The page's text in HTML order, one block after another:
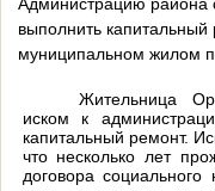
выполнить капитальный
муниципальном жилом
Жительница
иском к
капитальный ремонт.
что несколько лет
договора